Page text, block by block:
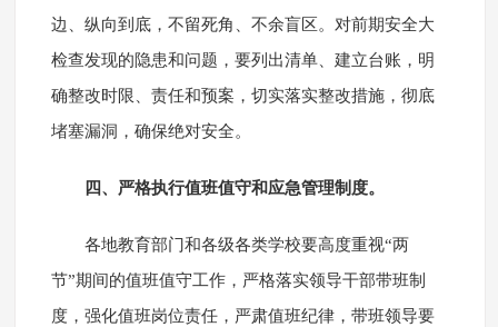
边、纵向到底，不留死角、不余盲区。对前期安全大
检查发现的隐患和问题，要列出清单、建立台账，明
确整改时限、责任和预案，切实落实整改措施，彻底
堵塞漏洞，确保绝对安全。
四、严格执行值班值守和应急管理制度。
各地教育部门和各级各类学校要高度重视“两
节”期间的值班值守工作，严格落实领导干部带班制
度，强化值班岗位责任，严肃值班纪律，带班领导要